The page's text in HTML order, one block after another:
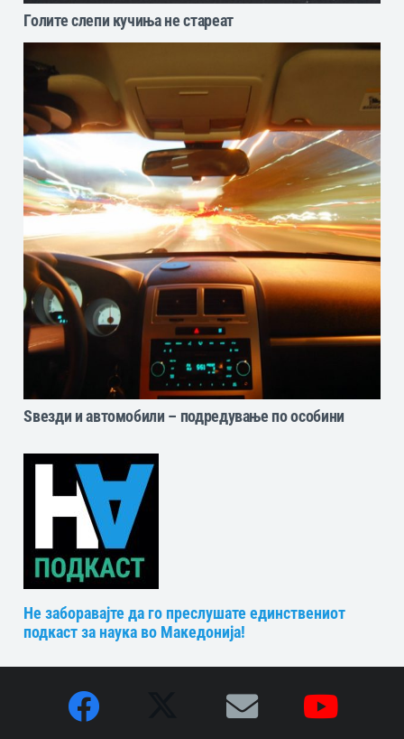
Голите слепи кучиња не стареат
Ѕвезди и автомобили – подредување по особини
Не заборавајте да го преслушате единствениот
подкаст за наука во Македонија!